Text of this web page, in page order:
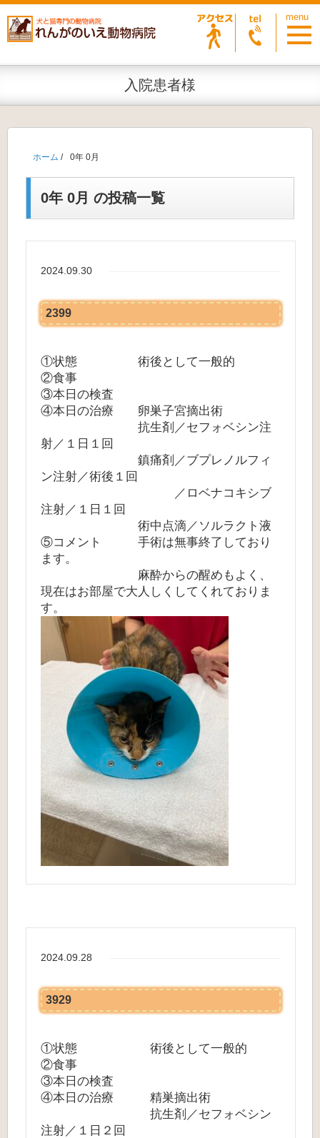
入院患者様
ホーム / 0年 0月
0年 0月 の投稿一覧
2024.09.30
2399
①状態 術後として一般的
②食事
③本日の検査
④本日の治療 卵巣子宮摘出術
抗生剤／セフォベシン注
射／１日１回
鎮痛剤／ブプレノルフィ
ン注射／術後１回
／ロベナコキシブ
注射／１日１回
術中点滴／ソルラクト液
⑤コメント 手術は無事終了しており
ます。
麻酔からの醒めもよく、
現在はお部屋で大人しくしてくれておりま
す。
2024.09.28
3929
①状態 術後として一般的
②食事
③本日の検査
④本日の治療 精巣摘出術
抗生剤／セフォベシン
注射／１日２回